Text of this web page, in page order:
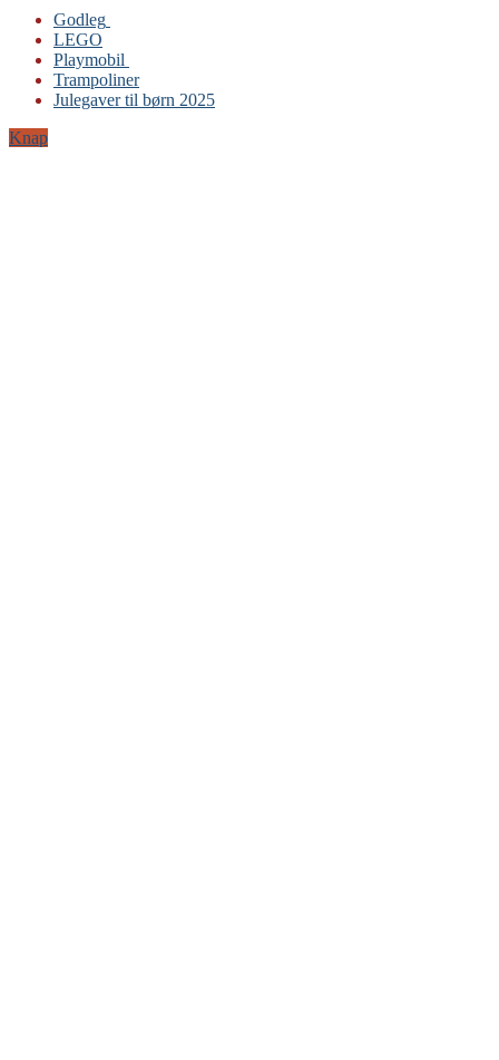
Godleg
Gabby’s Dukkehus
Playmobil
Trampoliner
LEGO
LEGO
Playmobil
Trampoliner
Julegaver til børn 2025
Knap